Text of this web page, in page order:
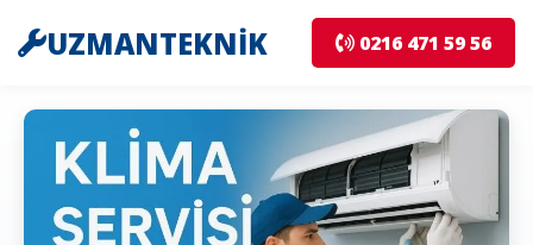
UZMANTEKNİK 0216 471 59 56